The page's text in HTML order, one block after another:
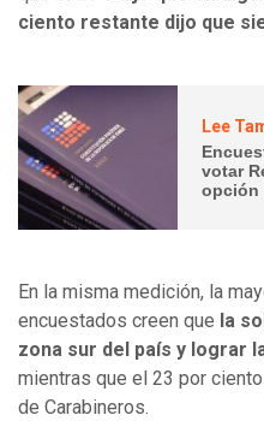
ciento restante dijo que
Lee
votar
opción
En la misma medición, la
encuestados creen que la
zona sur del país y lograr
mientras que el 23 por
de Carabineros.